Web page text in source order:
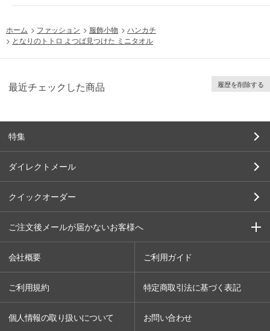
ホーム > ファッション > 服飾小物 > ハンカチ
> となりのトトロ よつば見つけた ミニタオル
最近チェックした商品 履歴を削除する
特集
ダイレクトメール
クイックオーダー
ご注文後メールが届かないお客様へ
会社概要 ご利用ガイド
ご利用規約 特定商取引法に基づく表記
個人情報の取り扱いについて お問い合わせ